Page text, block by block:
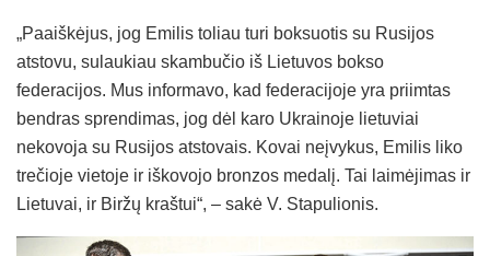
„Paaiškėjus, jog Emilis toliau turi boksuotis su Rusijos
atstovu, sulaukiau skambučio iš Lietuvos bokso
federacijos. Mus informavo, kad federacijoje yra priimtas
bendras sprendimas, jog dėl karo Ukrainoje lietuviai
nekovoja su Rusijos atstovais. Kovai neįvykus, Emilis liko
trečioje vietoje ir iškovojo bronzos medalį. Tai laimėjimas ir
Lietuvai, ir Biržų kraštui“, – sakė V. Stapulionis.